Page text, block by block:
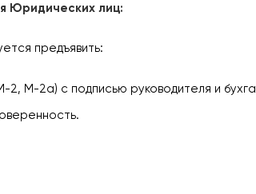
Юридических лиц:
предъявить:
2, М-2а) с подписью руководителя и